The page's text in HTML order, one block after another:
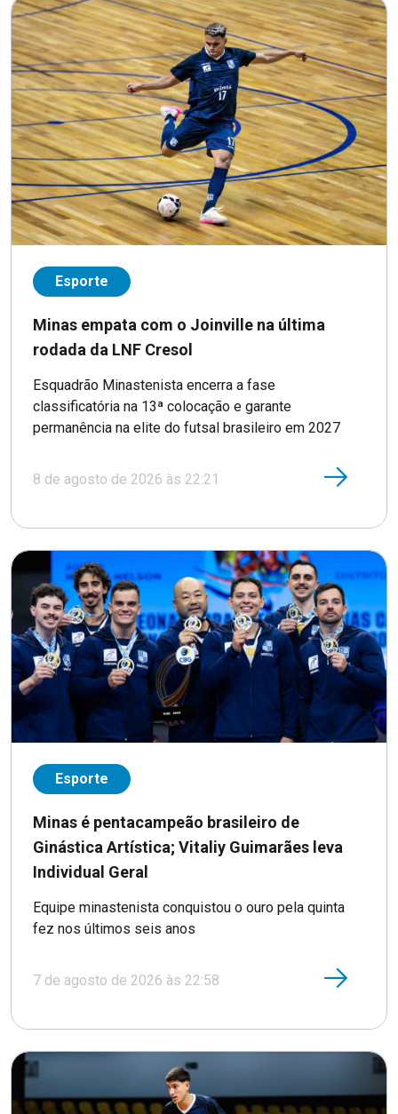
Esporte
Minas empata com o Joinville na última
rodada da LNF Cresol
Esquadrão Minastenista encerra a fase
classificatória na 13ª colocação e garante
permanência na elite do futsal brasileiro em 2027
8 de agosto de 2026 às 22:21
Esporte
Minas é pentacampeão brasileiro de
Ginástica Artística; Vitaliy Guimarães leva
Individual Geral
Equipe minastenista conquistou o ouro pela quinta
fez nos últimos seis anos
7 de agosto de 2026 às 22:58